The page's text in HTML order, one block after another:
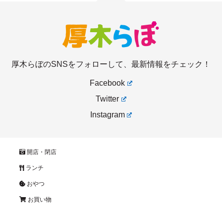
厚木らぼのSNSをフォローして、最新情報をチェック！
Facebook
Twitter
Instagram
開店・閉店
ランチ
おやつ
お買い物